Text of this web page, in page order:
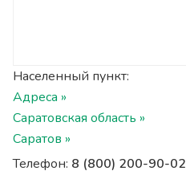
Населенный пункт:
Адреса »
Саратовская область »
Саратов »
Телефон: 8 (800) 200-90-02